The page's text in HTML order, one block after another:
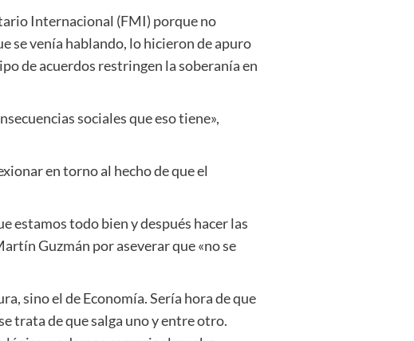
Internacional (FMI) porque no
se venía hablando, lo hicieron de apuro
de acuerdos restringen la soberanía en
sociales que eso tiene»,
en torno al hecho de que el
estamos todo bien y después hacer las
Guzmán por aseverar que «no se
sino el de Economía. Sería hora de que
trata de que salga uno y entre otro.